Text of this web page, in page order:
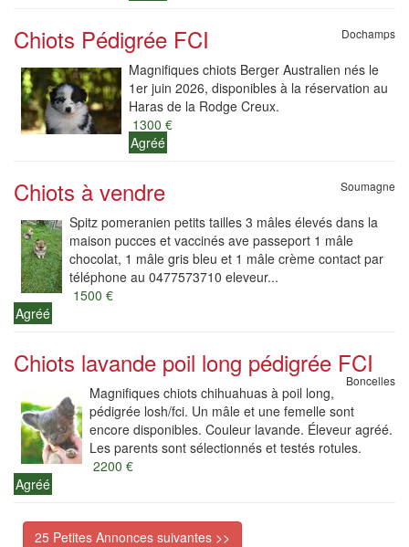
Chiots Pédigrée FCI Dochamps
Magnifiques chiots Berger Australien nés le
1er juin 2026, disponibles à la réservation au
Haras de la Rodge Creux.
1300 €
Agréé
Chiots à vendre Soumagne
Spitz pomeranien petits tailles 3 mâles élevés dans la
maison pucces et vaccinés ave passeport 1 mâle
chocolat, 1 mâle gris bleu et 1 mâle crème contact par
téléphone au 0477573710 eleveur...
1500 €
Agréé
Chiots lavande poil long pédigrée FCI
Boncelles
Magnifiques chiots chihuahuas à poil long,
pédigrée losh/fci. Un mâle et une femelle sont
encore disponibles. Couleur lavande. Éleveur agréé.
Les parents sont sélectionnés et testés rotules.
2200 €
Agréé
25 Petites Annonces suivantes >>